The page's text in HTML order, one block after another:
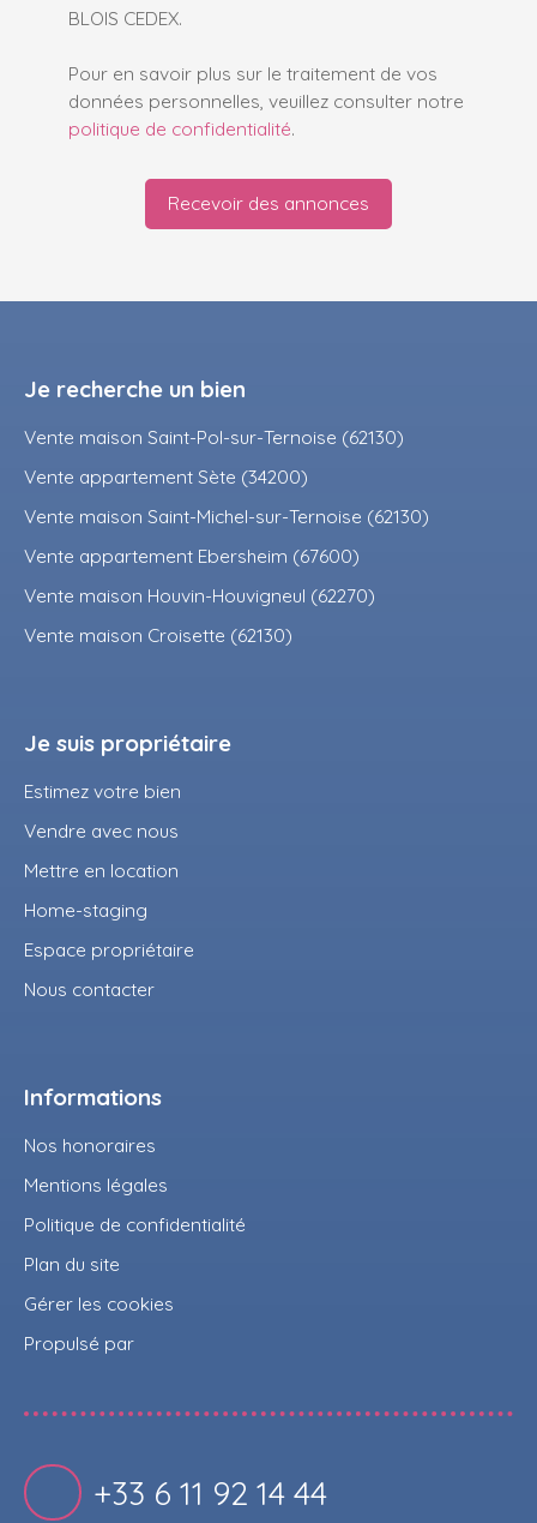
BLOIS CEDEX.
Pour en savoir plus sur le traitement de vos
données personnelles, veuillez consulter notre
politique de confidentialité.
Recevoir des annonces
Je recherche un bien
Vente maison Saint-Pol-sur-Ternoise (62130)
Vente appartement Sète (34200)
Vente maison Saint-Michel-sur-Ternoise (62130)
Vente appartement Ebersheim (67600)
Vente maison Houvin-Houvigneul (62270)
Vente maison Croisette (62130)
Je suis propriétaire
Estimez votre bien
Vendre avec nous
Mettre en location
Home-staging
Espace propriétaire
Nous contacter
Informations
Nos honoraires
Mentions légales
Politique de confidentialité
Plan du site
Gérer les cookies
Propulsé par
+33 6 11 92 14 44